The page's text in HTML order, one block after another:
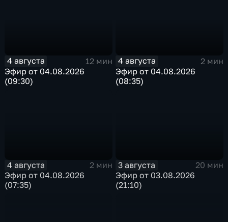
4 августа
12 мин
Эфир от 04.08.2026
(09:30)
4 августа
2 мин
Эфир от 04.08.2026
(08:35)
4 августа
2 мин
Эфир от 04.08.2026
(07:35)
3 августа
20 мин
Эфир от 03.08.2026
(21:10)